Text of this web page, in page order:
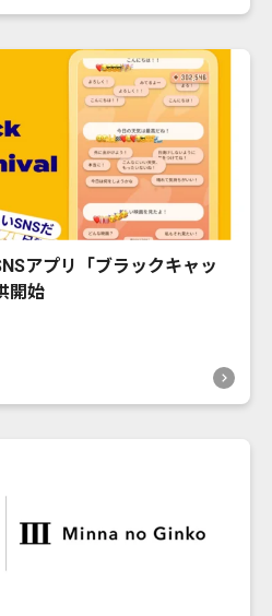
アプリ「ブラックキャッ
開始